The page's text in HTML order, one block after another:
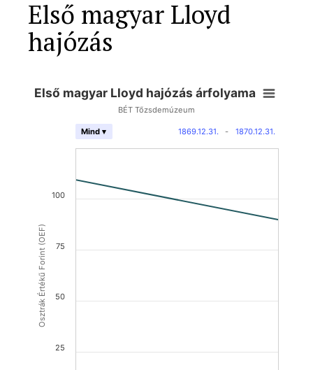
Első magyar Lloyd
hajózás
Osztrák Értékű Forint (OEF)
Első magyar Lloyd hajózás árfolyama
BÉT Tőzsdemúzeum
1869.12.31. - 1870.12.31.
Mind ▾
100
25
50
75